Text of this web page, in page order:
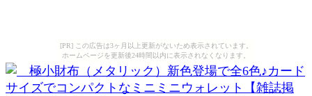
[PR] この広告は3ヶ月以上更新がないため表示されています。
ホームページを更新後24時間以内に表示されなくなります。